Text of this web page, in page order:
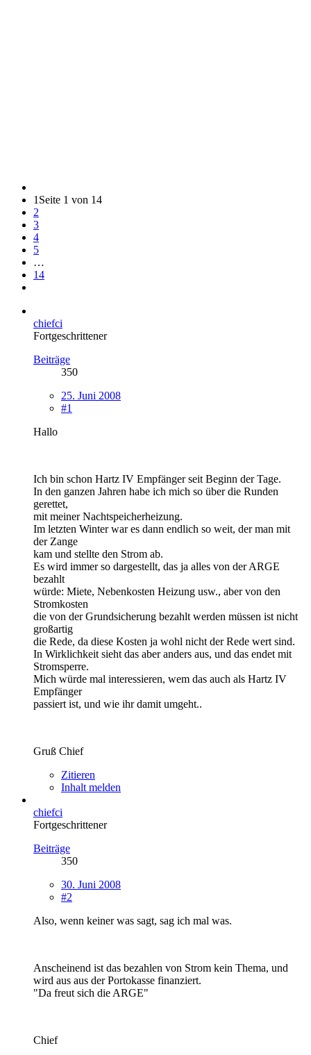
1 Seite 1 von 14
2
3
4
5
…
14
chiefci
Fortgeschrittener
Beiträge
350
25. Juni 2008
#1
Hallo
Ich bin schon Hartz IV Empfänger seit Beginn der Tage.
In den ganzen Jahren habe ich mich so über die Runden
gerettet,
mit meiner Nachtspeicherheizung.
Im letzten Winter war es dann endlich so weit, der man mit
der Zange
kam und stellte den Strom ab.
Es wird immer so dargestellt, das ja alles von der ARGE
bezahlt
würde: Miete, Nebenkosten Heizung usw., aber von den
Stromkosten
die von der Grundsicherung bezahlt werden müssen ist nicht
großartig
die Rede, da diese Kosten ja wohl nicht der Rede wert sind.
In Wirklichkeit sieht das aber anders aus, und das endet mit
Stromsperre.
Mich würde mal interessieren, wem das auch als Hartz IV
Empfänger
passiert ist, und wie ihr damit umgeht..
Gruß Chief
Zitieren
Inhalt melden
chiefci
Fortgeschrittener
Beiträge
350
30. Juni 2008
#2
Also, wenn keiner was sagt, sag ich mal was.
Anscheinend ist das bezahlen von Strom kein Thema, und
wird aus aus der Portokasse finanziert.
"Da freut sich die ARGE"
Chief